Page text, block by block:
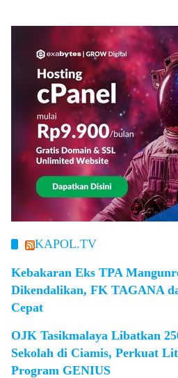
KAPOL.TV
Kebakaran Eks TPA
Dikendalikan, FK TAGANA
Cepat
OJK Tasikmalaya Libatkan
Sekolah di Ciamis, Perkuat
Program GENIUS